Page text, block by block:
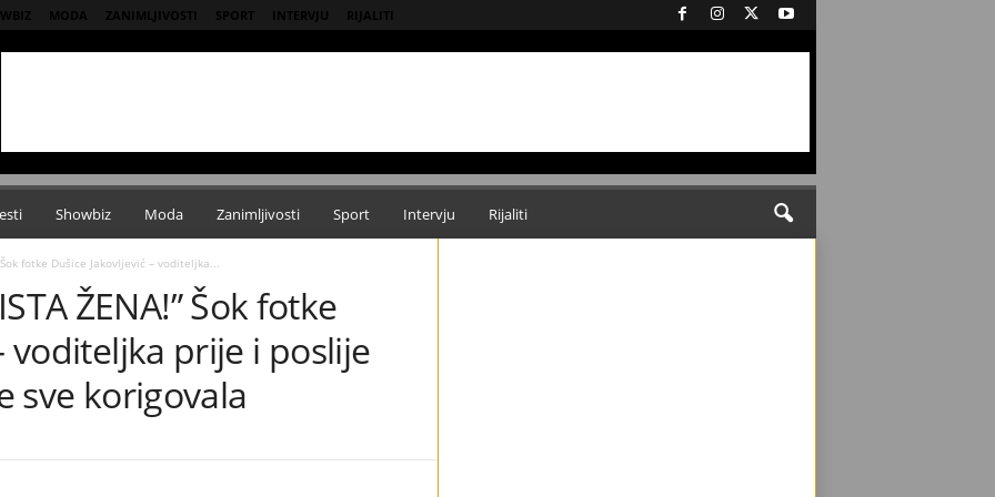
MODA ZANIMLJIVOSTI SPORT INTERVJU RIJALITI
Showbiz Moda Zanimljivosti Sport Intervju Rijaliti
Šok fotke Dušice Jakovljević – voditeljka...
ŽENA!” Šok fotke
voditeljka prije i poslije
sve korigovala